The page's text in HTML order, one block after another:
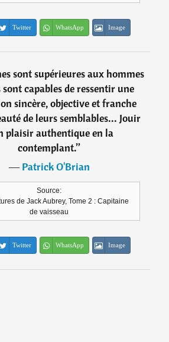
Twitter WhatsApp Image
sont supérieures aux hommes
capables de ressentir une
sincère, objective et franche
de leurs semblables... Jouir
plaisir authentique en la
contemplant.”
―Patrick O'Brian
Source:
de Jack Aubrey, Tome 2 : Capitaine
de vaisseau
Twitter WhatsApp Image